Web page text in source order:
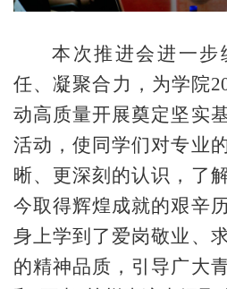
本次推进会进一步
任、凝聚合力，为学院
动高质量开展奠定坚实
活动，使 同学们对专业
晰、更深刻的认识，了
今取得辉煌成就的艰辛
身上学到了爱岗敬业、
的精神品质 ， 引导广大